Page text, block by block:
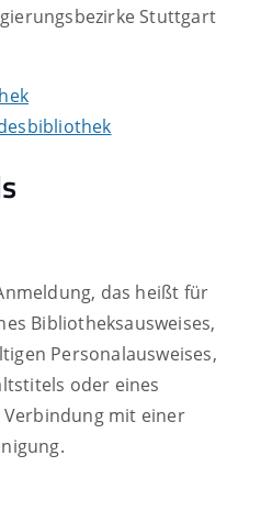
Stuttgart
das heißt für
Bibliotheksausweises,
Personalausweises,
oder eines
Verbindung mit einer